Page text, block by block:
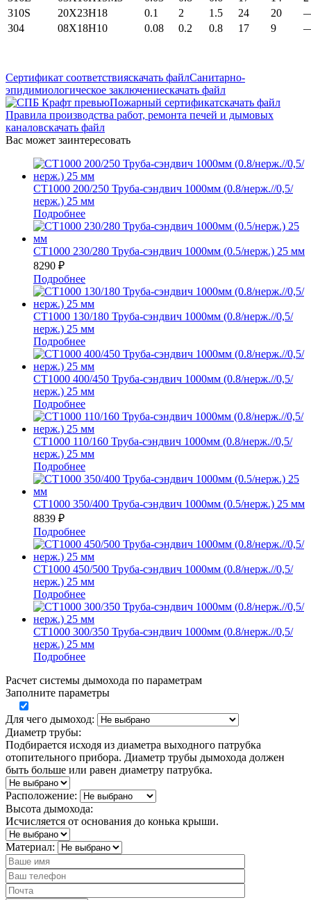
310S
20Х23Н18 0.1 2 1.5 24 20
304
08Х18Н10 0.08 0.2 0.8 17 9
Сертификат соответствияскачать файлСанитарно-
эпидимиологическое заключениескачать файл
Пожарный сертификатскачать файл
Правила производства работ, ремонта печей и дымовых
каналовскачать файл
Вас может заинтересовать
СТ1000 200/250 Труба-сэндвич 1000мм (0.8/нерж.//0,5/
нерж.) 25 мм
Подробнее
СТ1000 230/280 Труба-сэндвич 1000мм (0.5/нерж.) 25 мм
8290 ₽
Подробнее
СТ1000 130/180 Труба-сэндвич 1000мм (0.8/нерж.//0,5/
нерж.) 25 мм
Подробнее
СТ1000 400/450 Труба-сэндвич 1000мм (0.8/нерж.//0,5/
нерж.) 25 мм
Подробнее
СТ1000 110/160 Труба-сэндвич 1000мм (0.8/нерж.//0,5/
нерж.) 25 мм
Подробнее
СТ1000 350/400 Труба-сэндвич 1000мм (0.5/нерж.) 25 мм
8839 ₽
Подробнее
СТ1000 450/500 Труба-сэндвич 1000мм (0.8/нерж.//0,5/
нерж.) 25 мм
Подробнее
СТ1000 300/350 Труба-сэндвич 1000мм (0.8/нерж.//0,5/
нерж.) 25 мм
Подробнее
Расчет системы дымохода по параметрам
Заполните параметры
Для чего дымоход:
Диаметр трубы:
Подбирается исходя из диаметра выходного патрубка
отопительного прибора. Диаметр трубы дымохода должен
быть больше или равен диаметру патрубка.
Расположение:
Высота дымохода:
Исчисляется от основания до конька крыши.
Материал: